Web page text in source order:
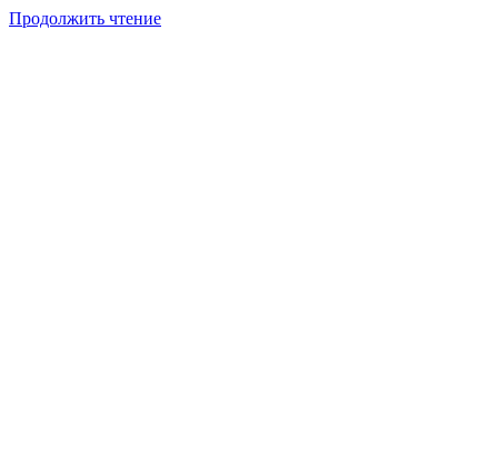
Продолжить чтениеОпределение